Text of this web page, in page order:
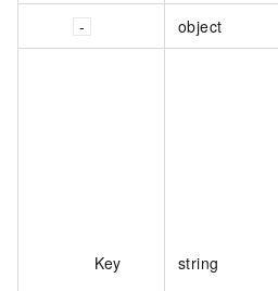
object
Key string